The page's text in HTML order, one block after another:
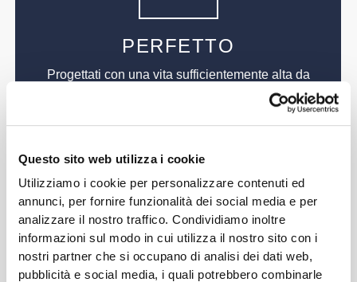
Questo sito web utilizza i cookie
Utilizziamo i cookie per personalizzare contenuti ed
annunci, per fornire funzionalità dei social media e per
analizzare il nostro traffico. Condividiamo inoltre
informazioni sul modo in cui utilizza il nostro sito con i
nostri partner che si occupano di analisi dei dati web,
pubblicità e social media, i quali potrebbero combinarle
PERFETTO
Progettati con una vita sufficientemente alta da
offrire supporto e restare al posto loro durante gli
esercizi più intensi, senza limitare o coprire